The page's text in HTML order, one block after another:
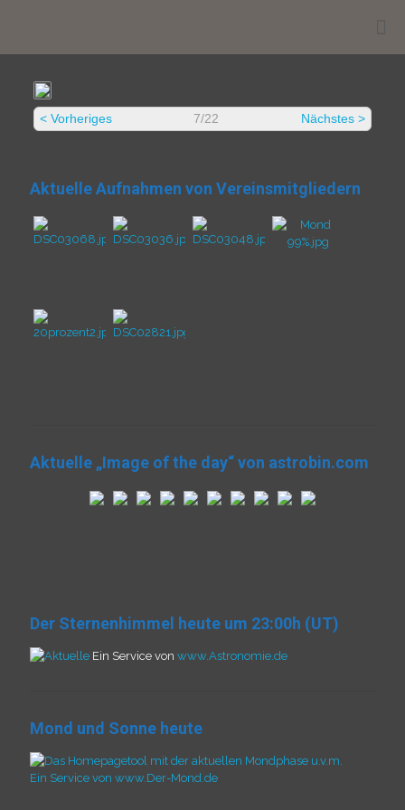
< Vorheriges 7/22 Nächstes >
Aktuelle Aufnahmen von Vereinsmitgliedern
Aktuelle „Image of the day“ von astrobin.com
Der Sternenhimmel heute um 23:00h (UT)
Ein Service von www.Astronomie.de
Mond und Sonne heute
Ein Service von www.Der-Mond.de